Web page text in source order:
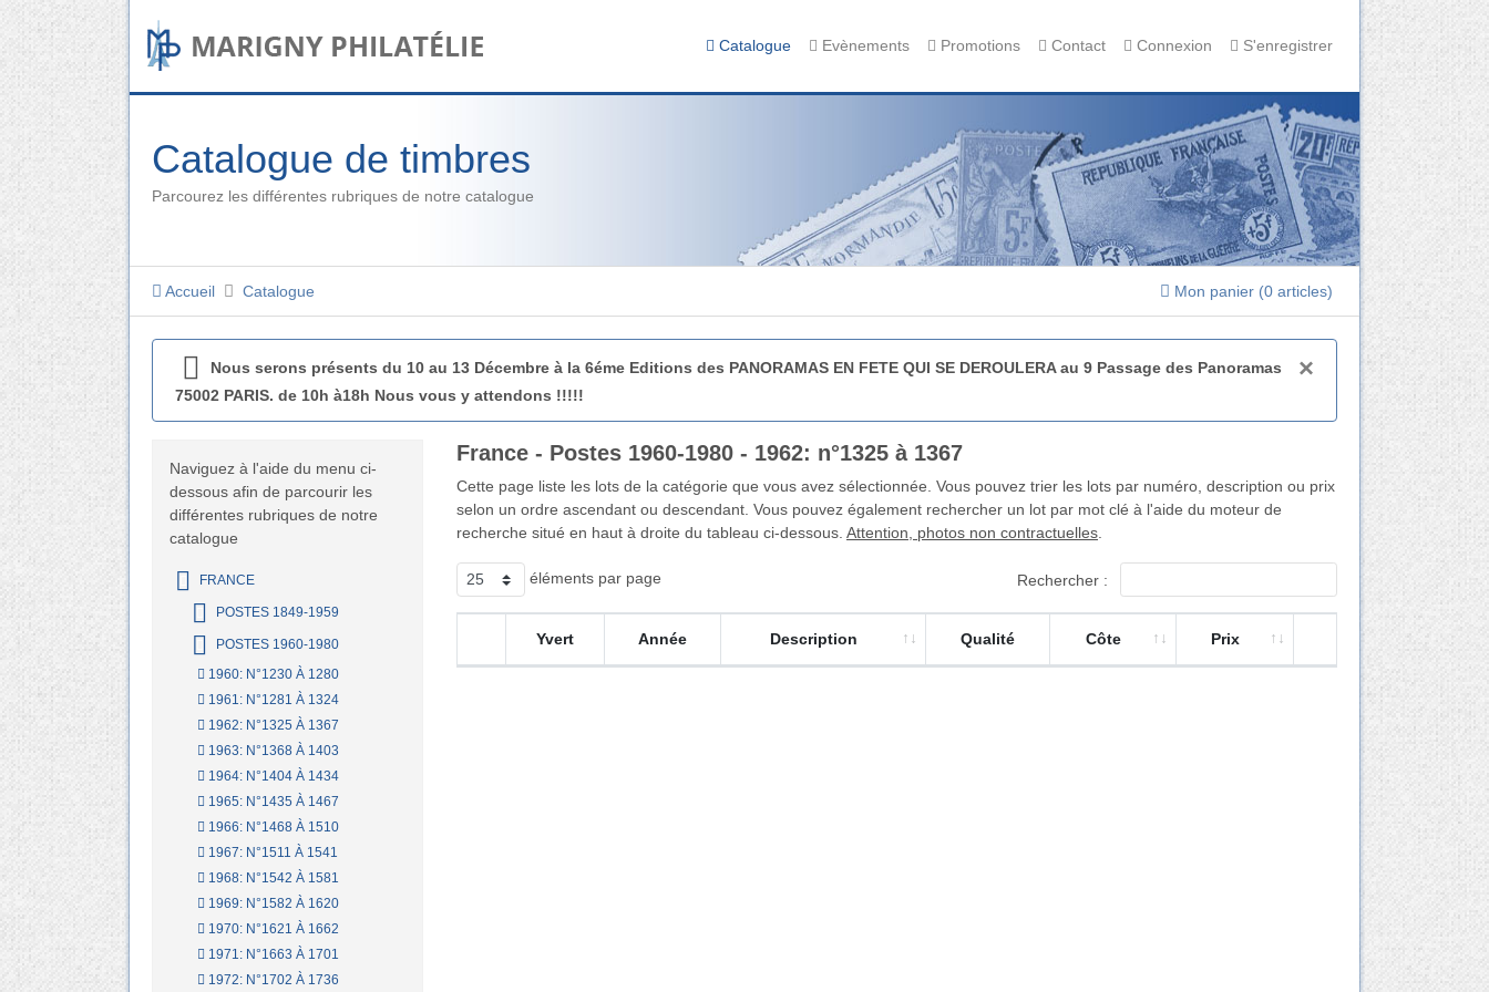
Catalogue Evènements Promotions Contact Connexion S'enregistrer
Catalogue de timbres
Parcourez les différentes rubriques de notre catalogue
Accueil Catalogue Mon panier (0 articles)
×
Nous serons présents du 10 au 13 Décembre à la 6éme Editions des PANORAMAS EN FETE QUI SE DEROULERA au 9 Passage des Panoramas
75002 PARIS. de 10h à18h Nous vous y attendons !!!!!
Naviguez à l'aide du menu ci-
dessous afin de parcourir les
différentes rubriques de notre
catalogue
FRANCE
POSTES 1849-1959
POSTES 1960-1980
1960: N°1230 À 1280
1961: N°1281 À 1324
1962: N°1325 À 1367
1963: N°1368 À 1403
1964: N°1404 À 1434
1965: N°1435 À 1467
1966: N°1468 À 1510
1967: N°1511 À 1541
1968: N°1542 À 1581
1969: N°1582 À 1620
1970: N°1621 À 1662
1971: N°1663 À 1701
1972: N°1702 À 1736
France - Postes 1960-1980 - 1962: n°1325 à 1367
Cette page liste les lots de la catégorie que vous avez sélectionnée. Vous pouvez trier les lots par numéro, description ou prix
selon un ordre ascendant ou descendant. Vous pouvez également rechercher un lot par mot clé à l'aide du moteur de
recherche situé en haut à droite du tableau ci-dessous. Attention, photos non contractuelles
éléments par page Rechercher :
Yvert Année Description Qualité Côte Prix